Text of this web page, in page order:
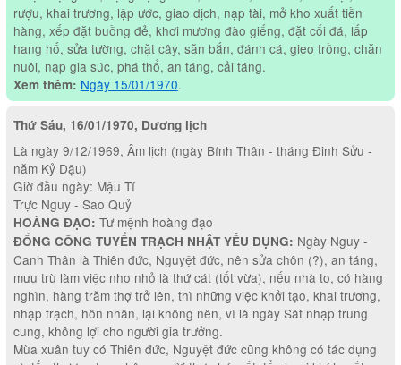
rượu, khai trương, lập ước, giao dịch, nạp tài, mở kho xuất tiền
hàng, xếp đặt buồng đẻ, khơi mương đào giếng, đặt cối đá, lấp
hang hố, sửa tường, chặt cây, săn bắn, đánh cá, gieo trồng, chăn
nuôi, nạp gia súc, phá thổ, an táng, cải táng.
Xem thêm: Ngày 15/01/1970.
Thứ Sáu, 16/01/1970, Dương lịch
Là ngày 9/12/1969, Âm lịch (ngày Bính Thân - tháng Đinh Sửu -
năm Kỷ Dậu)
Giờ đầu ngày: Mậu Tí
Trực Nguy - Sao Quỷ
HOÀNG ĐẠO: Tư mệnh hoàng đạo
ĐỔNG CÔNG TUYỂN TRẠCH NHẬT YẾU DỤNG: Ngày Nguy -
Canh Thân là Thiên đức, Nguyệt đức, nên sửa chôn (?), an táng,
mưu trù làm việc nho nhỏ là thứ cát (tốt vừa), nếu nhà to, có hàng
nghìn, hàng trăm thợ trở lên, thì những việc khởi tạo, khai trương,
nhập trạch, hôn nhân, lại không nên, vì là ngày Sát nhập trung
cung, không lợi cho người gia trưởng.
Mùa xuân tuy có Thiên đức, Nguyệt đức cũng không có tác dụng